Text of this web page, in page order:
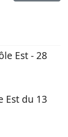
Est - 28
Est du 13